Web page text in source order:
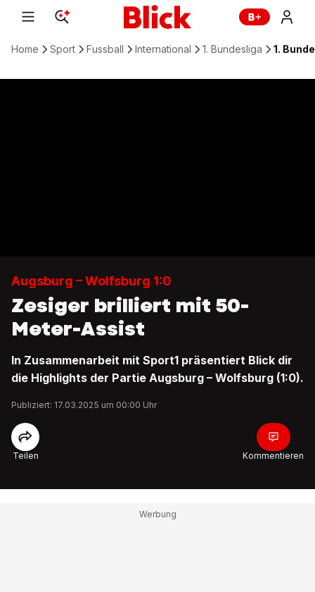
Home Sport Fussball International 1. Bundesliga 1.
Augsburg – Wolfsburg 1:0
Zesiger brilliert mit 50-
Meter-Assist
In Zusammenarbeit mit Sport1 präsentiert Blick dir
die Highlights der Partie Augsburg – Wolfsburg (1:0).
Publiziert: 17.03.2025 um 00:00 Uhr
Teilen Kommentieren